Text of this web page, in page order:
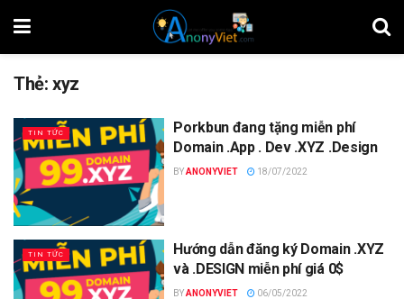
Thẻ:xyz
TIN TỨC
Porkbun đang tặng miễn phí
Domain .App . Dev .XYZ .Design
BYANONYVIET 18/07/2022
TIN TỨC
Hướng dẫn đăng ký Domain .XYZ
và .DESIGN miễn phí giá 0$
BYANONYVIET 06/05/2022